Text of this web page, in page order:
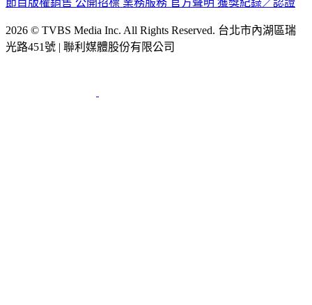
2026 © TVBS Media Inc. All Rights Reserved. 台北市內湖區瑞
光路451號 | 聯利媒體股份有限公司